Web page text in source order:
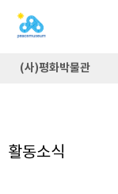
(사)평화박물관
활동소식